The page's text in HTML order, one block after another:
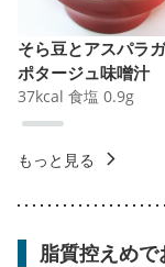
そら豆とアスパラ
ポタージュ味噌汁
37kcal 食塩 0.9g
もっと見る
脂質控えめ